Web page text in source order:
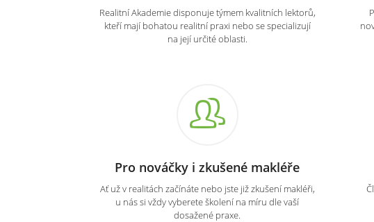
Realitní Akademie disponuje týmem kvalitních lektorů,
kteří mají bohatou realitní praxi nebo se specializují
na její určité oblasti.
Pro nováčky i zkušené makléře
Ať už v realitách začínáte nebo jste již zkušení makléři,
u nás si vždy vyberete školení na míru dle vaší
dosažené praxe.